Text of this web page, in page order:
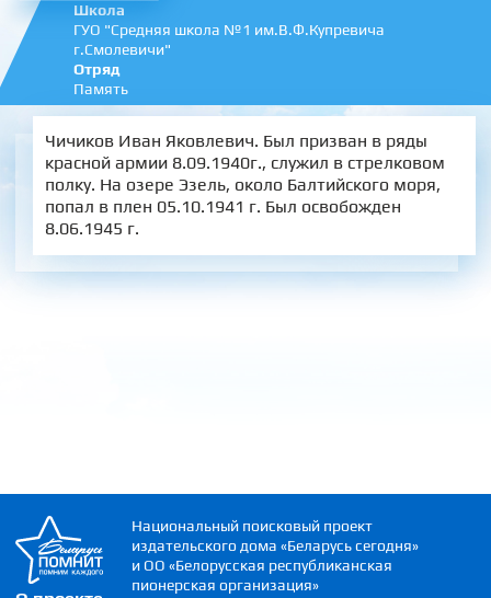
Школа
ГУО "Средняя школа №1 им.В.Ф.Купревича
г.Смолевичи"
Отряд
Память
Чичиков Иван Яковлевич. Был призван в ряды
красной армии 8.09.1940г., служил в стрелковом
полку. На озере Эзель, около Балтийского моря,
попал в плен 05.10.1941 г. Был освобожден
8.06.1945 г.
Национальный поисковый проект
издательского дома «Беларусь сегодня»
и ОО «Белорусская республиканская
пионерская организация»